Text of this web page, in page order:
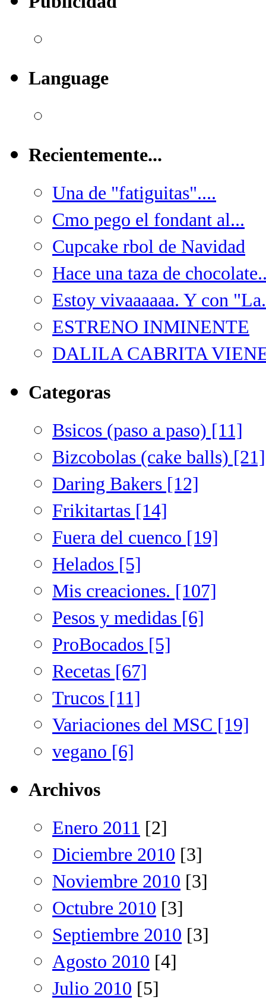
Language
Recientemente...
Una de "fatiguitas"....
Cmo pego el fondant al...
Cupcake rbol de Navidad
Hace una taza de
Estoy vivaaaaaa. Y con
ESTRENO INMINENTE
DALILA CABRITA
Categoras
Bsicos (paso a paso) [11]
Bizcobolas (cake balls) [21]
Daring Bakers [12]
Frikitartas [14]
Fuera del cuenco [19]
Helados [5]
Mis creaciones. [107]
Pesos y medidas [6]
ProBocados [5]
Recetas [67]
Trucos [11]
Variaciones del MSC [19]
vegano [6]
Archivos
Enero 2011 [2]
Diciembre 2010 [3]
Noviembre 2010 [3]
Octubre 2010 [3]
Septiembre 2010 [3]
Agosto 2010 [4]
Julio 2010 [5]